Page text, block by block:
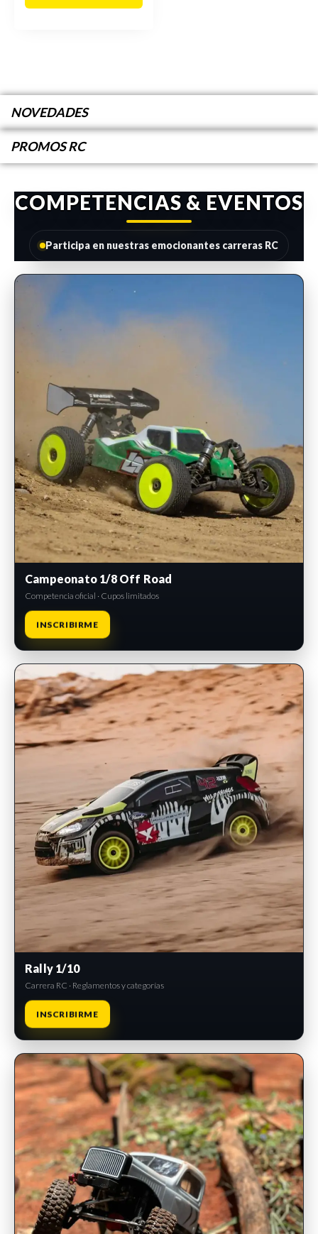
NOVEDADES
PROMOS RC
COMPETENCIAS & EVENTOS
Participa en nuestras emocionantes carreras RC
INSCRIPCIONES ABIERTAS
Campeonato 1/8 Off Road
Competencia oficial · Cupos limitados
INSCRIBIRME
INSCRIPCIONES ABIERTAS
Rally 1/10
Carrera RC · Reglamentos y categorías
INSCRIBIRME
INSCRIPCIONES ABIERTAS